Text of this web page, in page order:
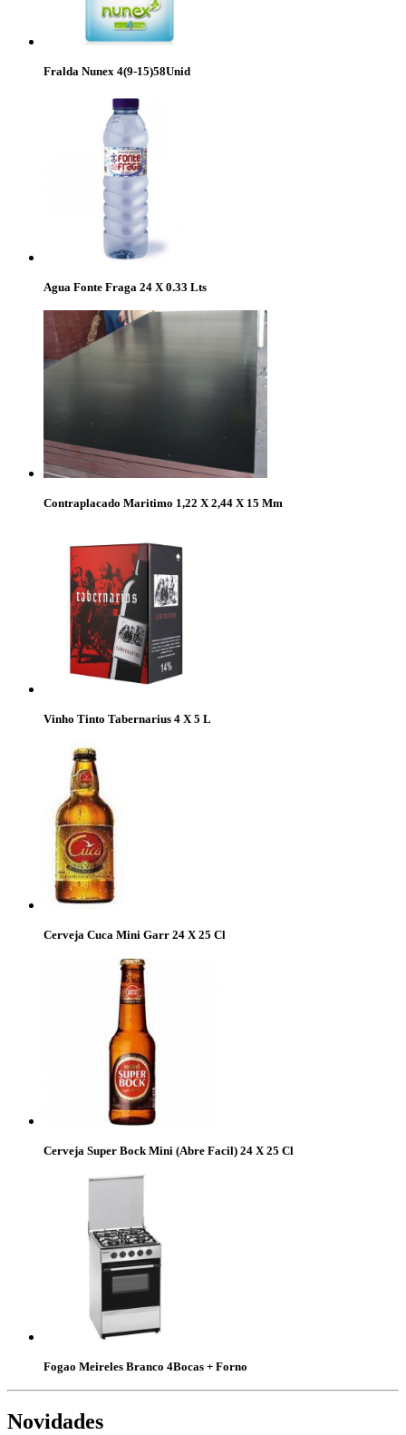
Fralda Nunex 4(9-15)58Unid
Agua Fonte Fraga 24 X 0.33 Lts
Contraplacado Maritimo 1,22 X 2,44 X 15 Mm
Vinho Tinto Tabernarius 4 X 5 L
Cerveja Cuca Mini Garr 24 X 25 Cl
Cerveja Super Bock Mini (Abre Facil) 24 X 25 Cl
Fogao Meireles Branco 4Bocas + Forno
Novidades